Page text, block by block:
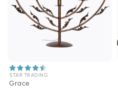
STAR TRADING
Grace